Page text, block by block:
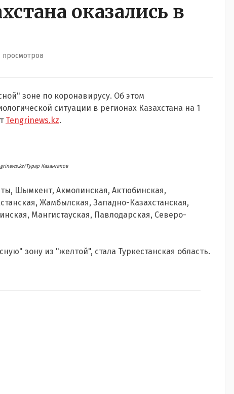
оказались в
просмотров
зоне по коронавирусу. Об этом
ситуации в регионах Казахстана на 1
Tengrinews.kz.
Турар Казангапов
Шымкент, Акмолинская, Актюбинская,
Жамбылская, Западно-Казахстанская,
Мангистауская, Павлодарская, Северо-
зону из "желтой", стала Туркестанская область.